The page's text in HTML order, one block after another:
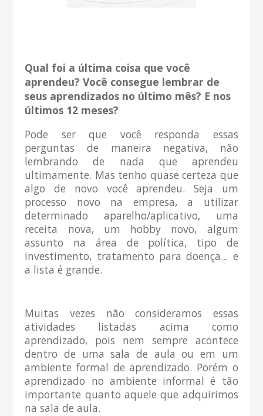
Qual foi a última coisa que você
aprendeu? Você consegue lembrar de
seus aprendizados no último mês? E nos
últimos 12 meses?
Pode ser que você responda essas
perguntas de maneira negativa, não
lembrando de nada que aprendeu
ultimamente. Mas tenho quase certeza que
algo de novo você aprendeu. Seja um
processo novo na empresa, a utilizar
determinado aparelho/aplicativo, uma
receita nova, um hobby novo, algum
assunto na área de política, tipo de
investimento, tratamento para doença... e
a lista é grande.
Muitas vezes não consideramos essas
atividades listadas acima como
aprendizado, pois nem sempre acontece
dentro de uma sala de aula ou em um
ambiente formal de aprendizado. Porém o
aprendizado no ambiente informal é tão
importante quanto aquele que adquirimos
na sala de aula.